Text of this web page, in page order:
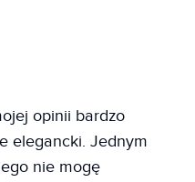
opinii bardzo
elegancki. Jednym
nie mogę